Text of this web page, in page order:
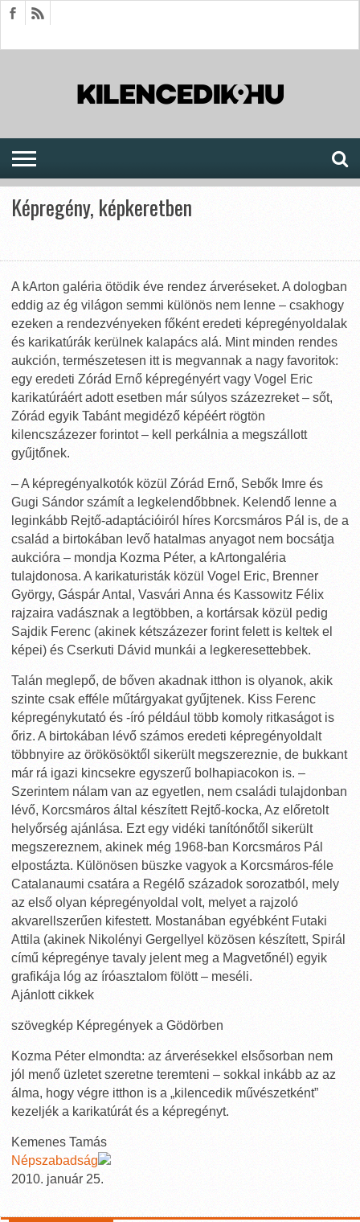
Képregény, képkeretben
A kArton galéria ötödik éve rendez árveréseket. A dologban
eddig az ég világon semmi különös nem lenne – csakhogy
ezeken a rendezvényeken főként eredeti képregényoldalak
és karikatúrák kerülnek kalapács alá. Mint minden rendes
aukción, természetesen itt is megvannak a nagy favoritok:
egy eredeti Zórád Ernő képregényért vagy Vogel Eric
karikatúráért adott esetben már súlyos százezreket – sőt,
Zórád egyik Tabánt megidéző képéért rögtön
kilencszázezer forintot – kell perkálnia a megszállott
gyűjtőnek.
– A képregényalkotók közül Zórád Ernő, Sebők Imre és
Gugi Sándor számít a legkelendőbbnek. Kelendő lenne a
leginkább Rejtő-adaptációiról híres Korcsmáros Pál is, de a
család a birtokában levő hatalmas anyagot nem bocsátja
aukcióra – mondja Kozma Péter, a kArtongaléria
tulajdonosa. A karikaturisták közül Vogel Eric, Brenner
György, Gáspár Antal, Vasvári Anna és Kassowitz Félix
rajzaira vadásznak a legtöbben, a kortársak közül pedig
Sajdik Ferenc (akinek kétszázezer forint felett is keltek el
képei) és Cserkuti Dávid munkái a legkeresettebbek.
Talán meglepő, de bőven akadnak itthon is olyanok, akik
szinte csak efféle műtárgyakat gyűjtenek. Kiss Ferenc
képregénykutató és -író például több komoly ritkaságot is
őriz. A birtokában lévő számos eredeti képregényoldalt
többnyire az örökösöktől sikerült megszereznie, de bukkant
már rá igazi kincsekre egyszerű bolhapiacokon is. –
Szerintem nálam van az egyetlen, nem családi tulajdonban
lévő, Korcsmáros által készített Rejtő-kocka, Az előretolt
helyőrség ajánlása. Ezt egy vidéki tanítónőtől sikerült
megszereznem, akinek még 1968-ban Korcsmáros Pál
elpostázta. Különösen büszke vagyok a Korcsmáros-féle
Catalanaumi csatára a Regélő századok sorozatból, mely
az első olyan képregényoldal volt, melyet a rajzoló
akvarellszerűen kifestett. Mostanában egyébként Futaki
Attila (akinek Nikolényi Gergellyel közösen készített, Spirál
című képregénye tavaly jelent meg a Magvetőnél) egyik
grafikája lóg az íróasztalom fölött – meséli.
Ajánlott cikkek
szövegkép Képregények a Gödörben
Kozma Péter elmondta: az árverésekkel elsősorban nem
jól menő üzletet szeretne teremteni – sokkal inkább az az
álma, hogy végre itthon is a „kilencedik művészetként”
kezeljék a karikatúrát és a képregényt.
Kemenes Tamás
Népszabadság
2010. január 25.